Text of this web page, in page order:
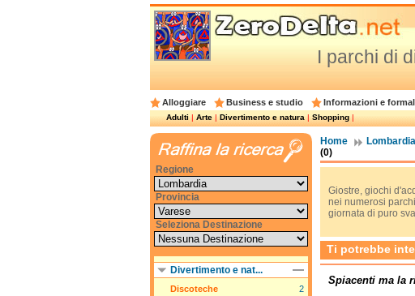
I parchi di
Alloggiare Business e studio Informazioni e
Adulti|Arte|Divertimento e natura|Shopping|
Home
(0)
Giostre, giochi
nei numerosi
giornata di puro
Ti potrebbe
Spiacenti ma la
Regione
Provincia
Seleziona Destinazione
Divertimento e nat...
Discoteche
2